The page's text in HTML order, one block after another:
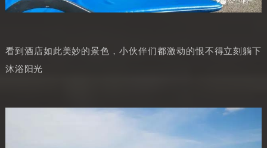
看到酒店如此美妙的景色，小伙伴们都激动的恨不得立刻躺下
沐浴阳光